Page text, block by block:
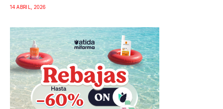
14 ABRIL, 2026